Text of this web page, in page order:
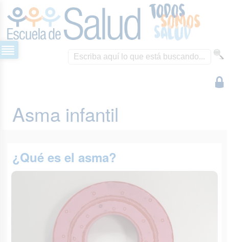
Asma infantil
¿Qué es el asma?